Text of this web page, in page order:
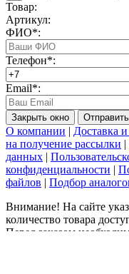
Товар:
Артикул:
ФИО*:
Телефон*:
Email*:
Закрыть окно
О компании | Доставка
на получение рассылки |
данных |
конфиденциальности |
файлов | Подбор
Внимание! На сайте
количество товара
Перед заказом